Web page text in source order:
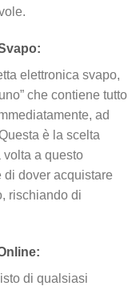
elettronica svapo,
che contiene tutto
ad
è la scelta
volta a questo
di dover acquistare
rischiando di
di qualsiasi